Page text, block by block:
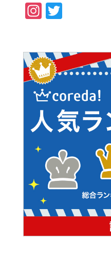
Instagram
Twitter